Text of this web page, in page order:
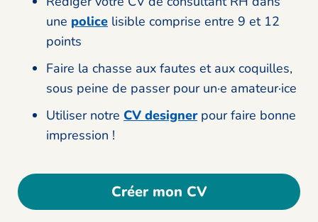
une police lisible comprise entre 9 et 12
points
Faire la chasse aux fautes et aux coquilles,
sous peine de passer pour un·e amateur·ice
Utiliser notre CV designerpour faire bonne
impression !
Créer mon CV